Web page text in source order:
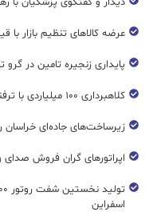
عرضه کالاهای تنظیم بازار
پایداری زنجیره تامین در
کلاهبرداری ۱۰۰ میلیاردی با ترفند جهیزیه در فضای مجازی
زیرساخت‌های جاده‌ای خراسان
اپراتورهای گران فروش صدای
اسفراین